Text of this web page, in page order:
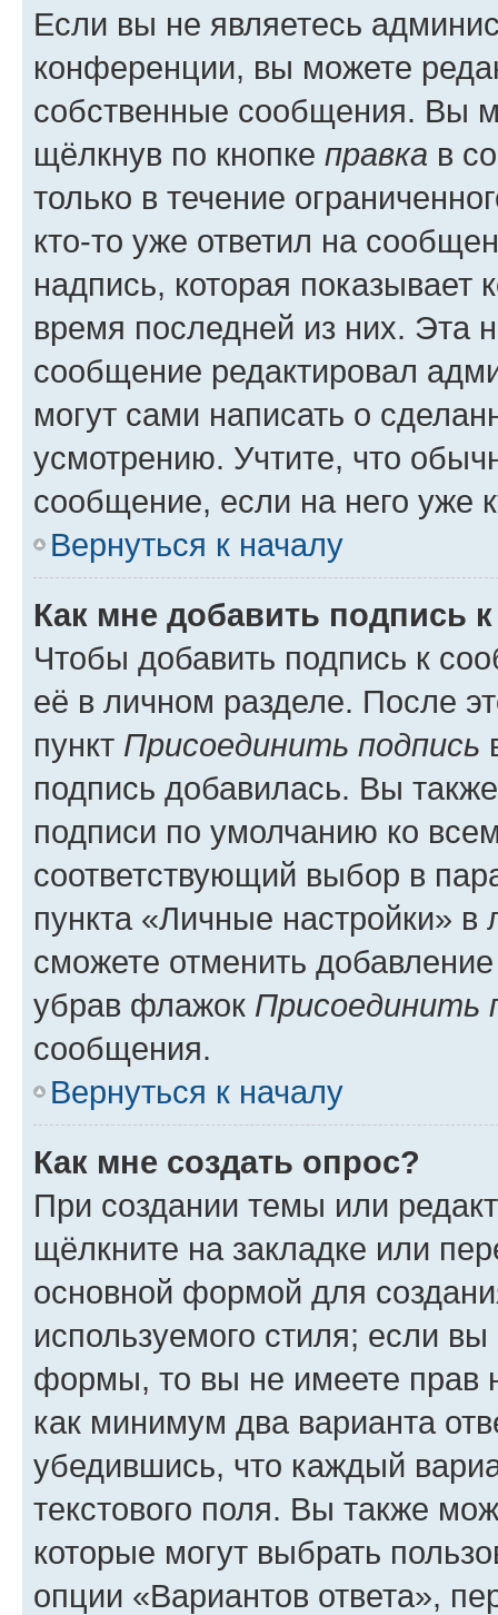
Если вы не являетесь
конференции, вы можете
собственные сообщения. Вы
щёлкнув по кнопке правка в
только в течение
кто-то уже ответил на
надпись, которая показывает
время последней из них. Эта
сообщение редактировал
могут сами написать о
усмотрению. Учтите, что
сообщение, если на него уже
Вернуться к началу
Как мне добавить подпись
Чтобы добавить подпись к
её в личном разделе. После
пункт Присоединить подпись
подпись добавилась. Вы
подписи по умолчанию ко
соответствующий выбор в
пункта «Личные настройки»
сможете отменить
убрав флажок Присоединить
сообщения.
Вернуться к началу
Как мне создать опрос?
При создании темы или
щёлкните на закладке или
основной формой для
используемого стиля; если
формы, то вы не имеете прав
как минимум два варианта
убедившись, что каждый
текстового поля. Вы также
которые могут выбрать
опции «Вариантов ответа»,